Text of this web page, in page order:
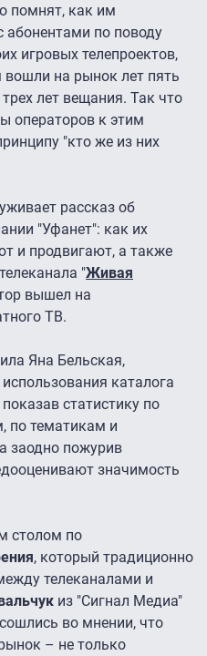
помнят, как им
абонентами по поводу
игровых телепроектов,
на рынок лет пять
лет вещания. Так что
операторов к этим
"кто же из них
рассказ об
"Уфанет": как их
и продвигают, а также
"Живая
вышел на
ТВ.
Яна Бельская,
каталога
статистику по
тематикам и
заодно пожурив
значимость
столом по
, который традиционно
телеканалами и
из "Сигнал Медиа"
во мнении, что
– не только